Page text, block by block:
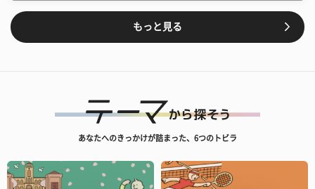
もっと見る
あなたへのきっかけが詰まった、6つのトビラ